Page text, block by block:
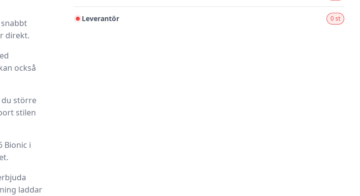
Leverantör 0 st
direkt.
också
du större
stilen
Bionic i
laddar